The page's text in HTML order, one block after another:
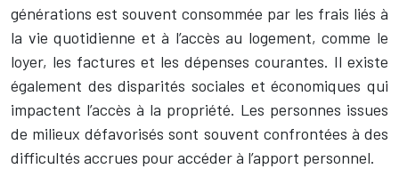
générations est souvent consommée par les frais liés à
la vie quotidienne et à l’accès au logement, comme le
loyer, les factures et les dépenses courantes. Il existe
également des disparités sociales et économiques qui
impactent l’accès à la propriété. Les personnes issues
de milieux défavorisés sont souvent confrontées à des
difficultés accrues pour accéder à l’apport personnel.